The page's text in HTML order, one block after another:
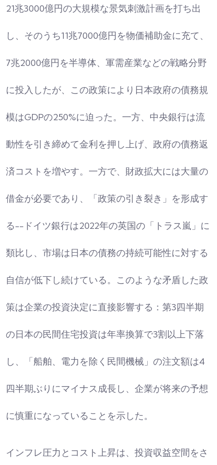
21兆3000億円の大規模な景気刺激計画を打ち出
し、そのうち11兆7000億円を物価補助金に充て、
7兆2000億円を半導体、軍需産業などの戦略分野
に投入したが、この政策により日本政府の債務規
模はGDPの250%に迫った。一方、中央銀行は流
動性を引き締めて金利を押し上げ、政府の債務返
済コストを増やす。一方で、財政拡大には大量の
借金が必要であり、「政策の引き裂き」を形成す
る--ドイツ銀行は2022年の英国の「トラス嵐」に
類比し、市場は日本の債務の持続可能性に対する
自信が低下し続けている。このような矛盾した政
策は企業の投資決定に直接影響する：第3四半期
の日本の民間住宅投資は年率換算で3割以上下落
し、「船舶、電力を除く民間機械」の注文額は4
四半期ぶりにマイナス成長し、企業が将来の予想
に慎重になっていることを示した。​
インフレ圧力とコスト上昇は、投資収益空間をさ